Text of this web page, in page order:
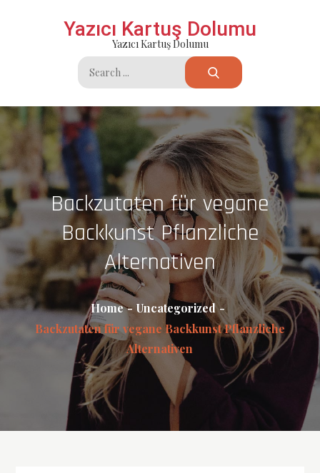
Yazıcı Kartuş Dolumu
Yazıcı Kartuş Dolumu
Search
for:
Backzutaten für vegane
Backkunst Pflanzliche
Alternativen
Home
Uncategorized
Backzutaten für vegane Backkunst Pflanzliche
Alternativen